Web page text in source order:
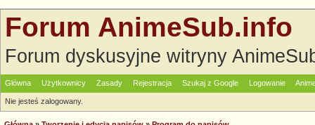
Forum AnimeSub.info
Forum dyskusyjne witryny
Główna Użytkownicy Zasady Rejestracja Szukaj z Google Logowanie
Nie jesteś zalogowany.